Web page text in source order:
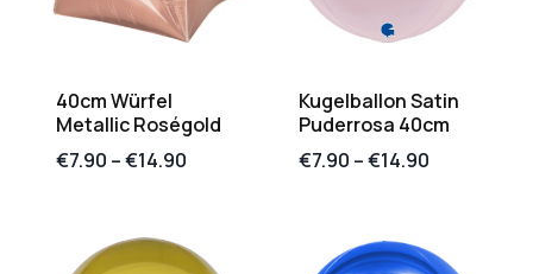
40cm Würfel
Metallic Roségold
€7.90 –€14.90
Kugelballon Satin
Puderrosa 40cm
€7.90 –€14.90